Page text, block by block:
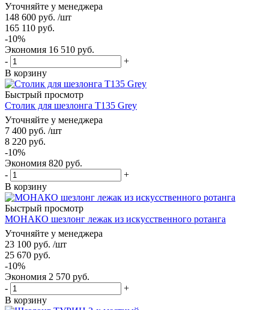
Уточняйте у менеджера
148 600 руб. /шт
165 110 руб.
-10%
Экономия 16 510 руб.
-
+
В корзину
Быстрый просмотр
Столик для шезлонга T135 Grey
Уточняйте у менеджера
7 400 руб. /шт
8 220 руб.
-10%
Экономия 820 руб.
-
+
В корзину
Быстрый просмотр
МОНАКО шезлонг лежак из искусственного ротанга
Уточняйте у менеджера
23 100 руб. /шт
25 670 руб.
-10%
Экономия 2 570 руб.
-
+
В корзину